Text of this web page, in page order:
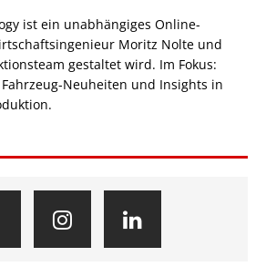
ist ein unabhängiges Online-
Moritz Nolte und
gestaltet wird. Im Fokus:
Neuheiten und Insights in